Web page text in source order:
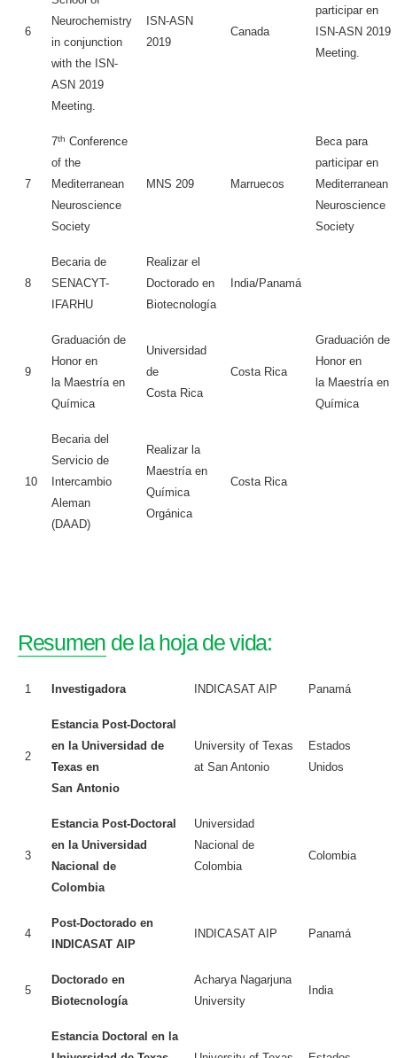
6
Neurochemistry
in conjunction
with the ISN-
ASN 2019
Meeting.
ISN-ASN
2019
Canada
participar en
ISN-ASN 2019
Meeting.
7
7th Conference
of the
Mediterranean
Neuroscience
Society
MNS 209 Marruecos
Beca para
participar en
Mediterranean
Neuroscience
Society
8
Becaria de
SENACYT-
IFARHU
Realizar el
Doctorado en
Biotecnología
India/Panamá
9
Graduación de
Honor en
la Maestría en
Química
Universidad
de
Costa Rica
Costa Rica
Graduación de
Honor en
la Maestría en
Química
10
Becaria del
Servicio de
Intercambio
Aleman
(DAAD)
Realizar la
Maestría en
Química
Orgánica
Costa Rica
Resumen de la hoja de vida:
1 Investigadora INDICASAT AIP Panamá
2
Estancia Post-Doctoral
en la Universidad de
Texas en
San Antonio
University of Texas
at San Antonio
Estados
Unidos
3
Estancia Post-Doctoral
en la Universidad
Nacional de
Colombia
Universidad
Nacional de
Colombia
Colombia
4
Post-Doctorado en
INDICASAT AIP
INDICASAT AIP Panamá
5
Doctorado en
Biotecnología
Acharya Nagarjuna
University
India
Estancia Doctoral en la